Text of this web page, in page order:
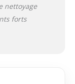
nettoyage
forts